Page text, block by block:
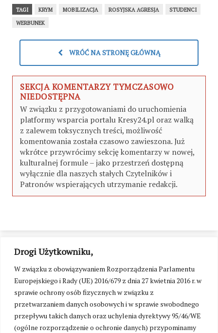
Drogi Użytkowniku,
W związku z obowiązywaniem Rozporządzenia Parlamentu
Europejskiego i Rady (UE) 2016/679 z dnia 27 kwietnia 2016 r. w
sprawie ochrony osób fizycznych w związku z
przetwarzaniem danych osobowych i w sprawie swobodnego
przepływu takich danych oraz uchylenia dyrektywy 95/46/WE
(ogólne rozporządzenie o ochronie danych) przypominamy
TAGI KRYM MOBILIZACJA ROSYJSKA AGRESJA
STUDENCI
WERBUNEK
WRÓĆ NA STRONĘ GŁÓWNĄ
SEKCJA KOMENTARZY TYMCZASOWO
NIEDOSTĘPNA
W związku z przygotowaniami do uruchomienia
platformy wsparcia portalu Kresy24.pl oraz walką
z zalewem toksycznych treści, możliwość
komentowania została czasowo zawieszona. Już
wkrótce przywrócimy sekcję komentarzy w nowej,
kulturalnej formule – jako przestrzeń dostępną
wyłącznie dla naszych stałych Czytelników i
Patronów wspierających utrzymanie redakcji.